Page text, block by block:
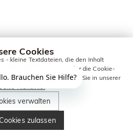
Cookies
- kleine Textdateien, die den Inhalt
alle Cookies zulassen oder die Cookie-
Informationen erhalten Sie in unserer
Richtlinie.
verwalten
zulassen